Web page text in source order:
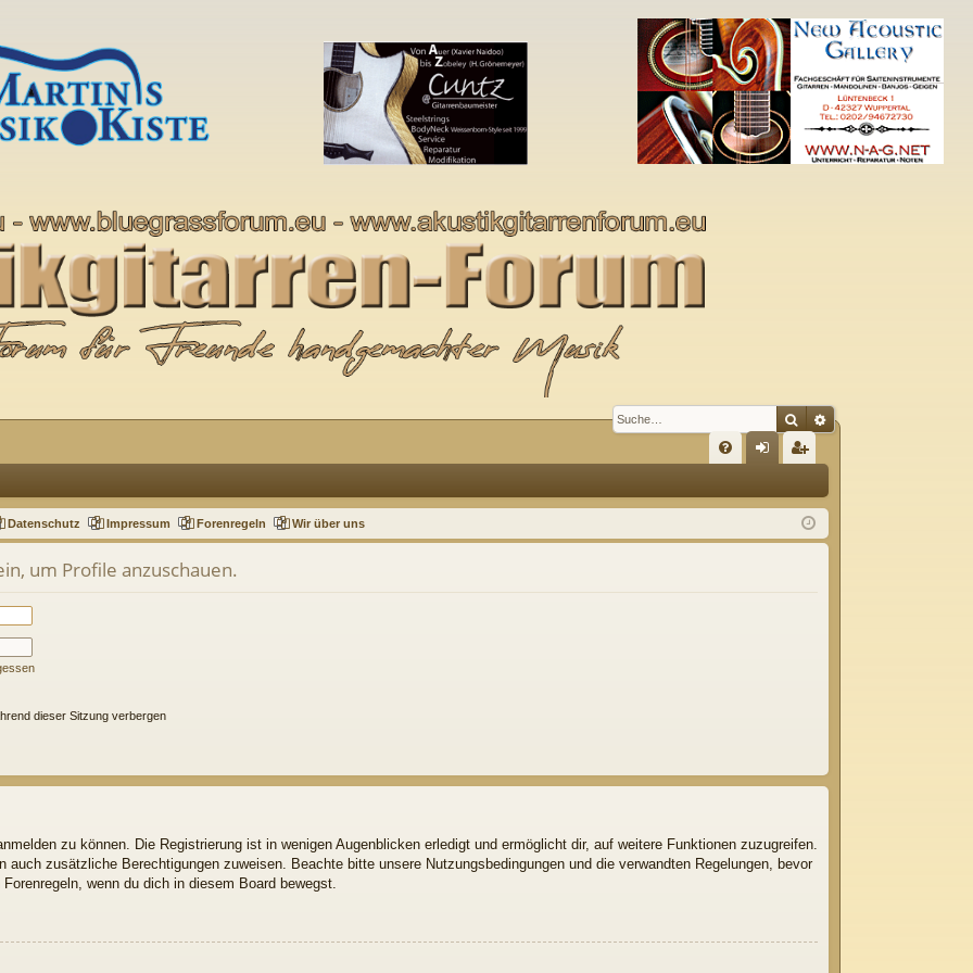
SucheErweiterte Suche
S
Q m
el
ist
rie
Datenschutz Impressum Forenregeln Wir über uns
um Profile anzuschauen.
dieser Sitzung verbergen
zu können. Die Registrierung ist in wenigen Augenblicken erledigt und ermöglicht dir, auf weitere Funktionen zuzugreifen.
auch zusätzliche Berechtigungen zuweisen. Beachte bitte unsere Nutzungsbedingungen und die verwandten Regelungen, bevor
wenn du dich in diesem Board bewegst.